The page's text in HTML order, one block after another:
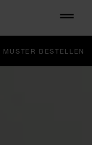
MUSTER BESTELLEN